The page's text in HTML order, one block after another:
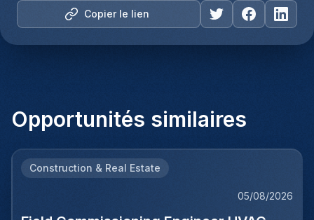
Copier le lien
Opportunités similaires
Construction & Real Estate
05/08/2026